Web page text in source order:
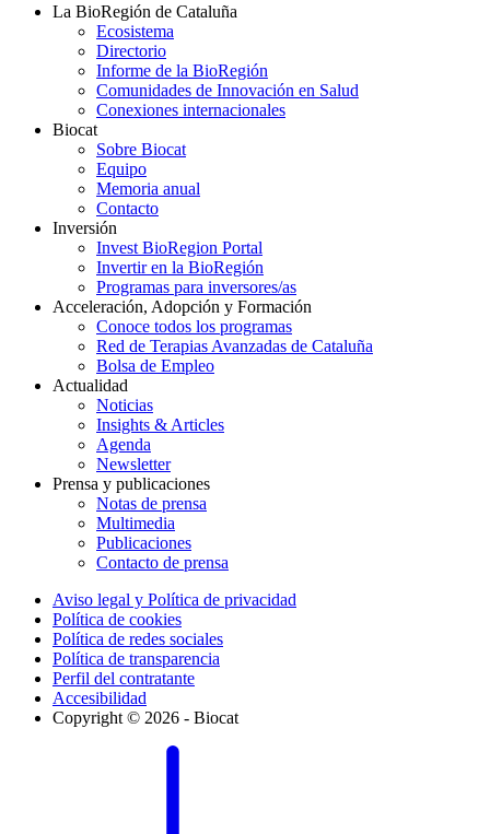
La BioRegión de Cataluña
Ecosistema
Directorio
Informe de la BioRegión
Comunidades de Innovación en Salud
Conexiones internacionales
Biocat
Sobre Biocat
Equipo
Memoria anual
Contacto
Inversión
Invest BioRegion Portal
Invertir en la BioRegión
Programas para inversores/as
Acceleración, Adopción y Formación
Conoce todos los programas
Red de Terapias Avanzadas de Cataluña
Bolsa de Empleo
Actualidad
Noticias
Insights & Articles
Agenda
Newsletter
Prensa y publicaciones
Notas de prensa
Multimedia
Publicaciones
Contacto de prensa
Aviso legal y Política de privacidad
Política de cookies
Política de redes sociales
Política de transparencia
Perfil del contratante
Accesibilidad
Copyright © 2026 - Biocat